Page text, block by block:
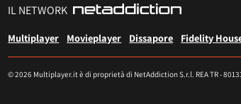
IL NETWORK
Multiplayer Movieplayer Dissapore Fidelity
© 2026 Multiplayer.it è di proprietà di NetAddiction S.r.l. REA TR -